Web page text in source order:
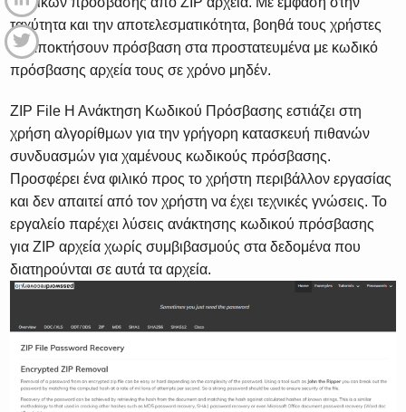
ταχύτητα και την αποτελεσματικότητα, βοηθά τους χρήστες
να αποκτήσουν πρόσβαση στα προστατευμένα με κωδικό
πρόσβασης αρχεία τους σε χρόνο μηδέν.
ZIP File Η Ανάκτηση Κωδικού Πρόσβασης εστιάζει στη
χρήση αλγορίθμων για την γρήγορη κατασκευή πιθανών
συνδυασμών για χαμένους κωδικούς πρόσβασης.
Προσφέρει ένα φιλικό προς το χρήστη περιβάλλον εργασίας
και δεν απαιτεί από τον χρήστη να έχει τεχνικές γνώσεις. Το
εργαλείο παρέχει λύσεις ανάκτησης κωδικού πρόσβασης
για ZIP αρχεία χωρίς συμβιβασμούς στα δεδομένα που
διατηρούνται σε αυτά τα αρχεία.